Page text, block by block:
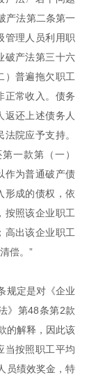
产法第二条第一
管理人员利用职
破产法第三十六
）普遍拖欠职工
正常收入。债务
返还上述债务人
院应予支持。
一款第（一）
作为普通破产债
形成的债权，依
按照该企业职工
高出该企业职工
偿。”
规定是对《企业
》第48条第2款
的解释，因此该
当按照职工平均
员绩效奖金，特